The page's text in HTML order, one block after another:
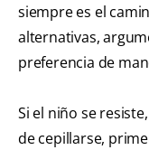
siempre es el
alternativas,
preferencia de
Si el niño se
de cepillarse,